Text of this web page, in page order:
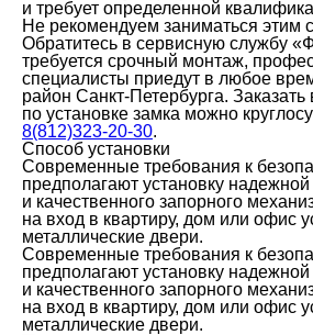
и требует определенной
Не рекомендуем заниматься этим
Обратитесь в сервисную службу
требуется срочный монтаж,
специалисты приедут в любое
район Санкт-Петербурга.
по установке замка можно
8(812)323-20-30.
Способ установки
Современные требования к
предполагают установку
и качественного запорного
на вход в квартиру, дом или офис
металлические двери.
Современные требования к
предполагают установку
и качественного запорного
на вход в квартиру, дом или офис
металлические двери.